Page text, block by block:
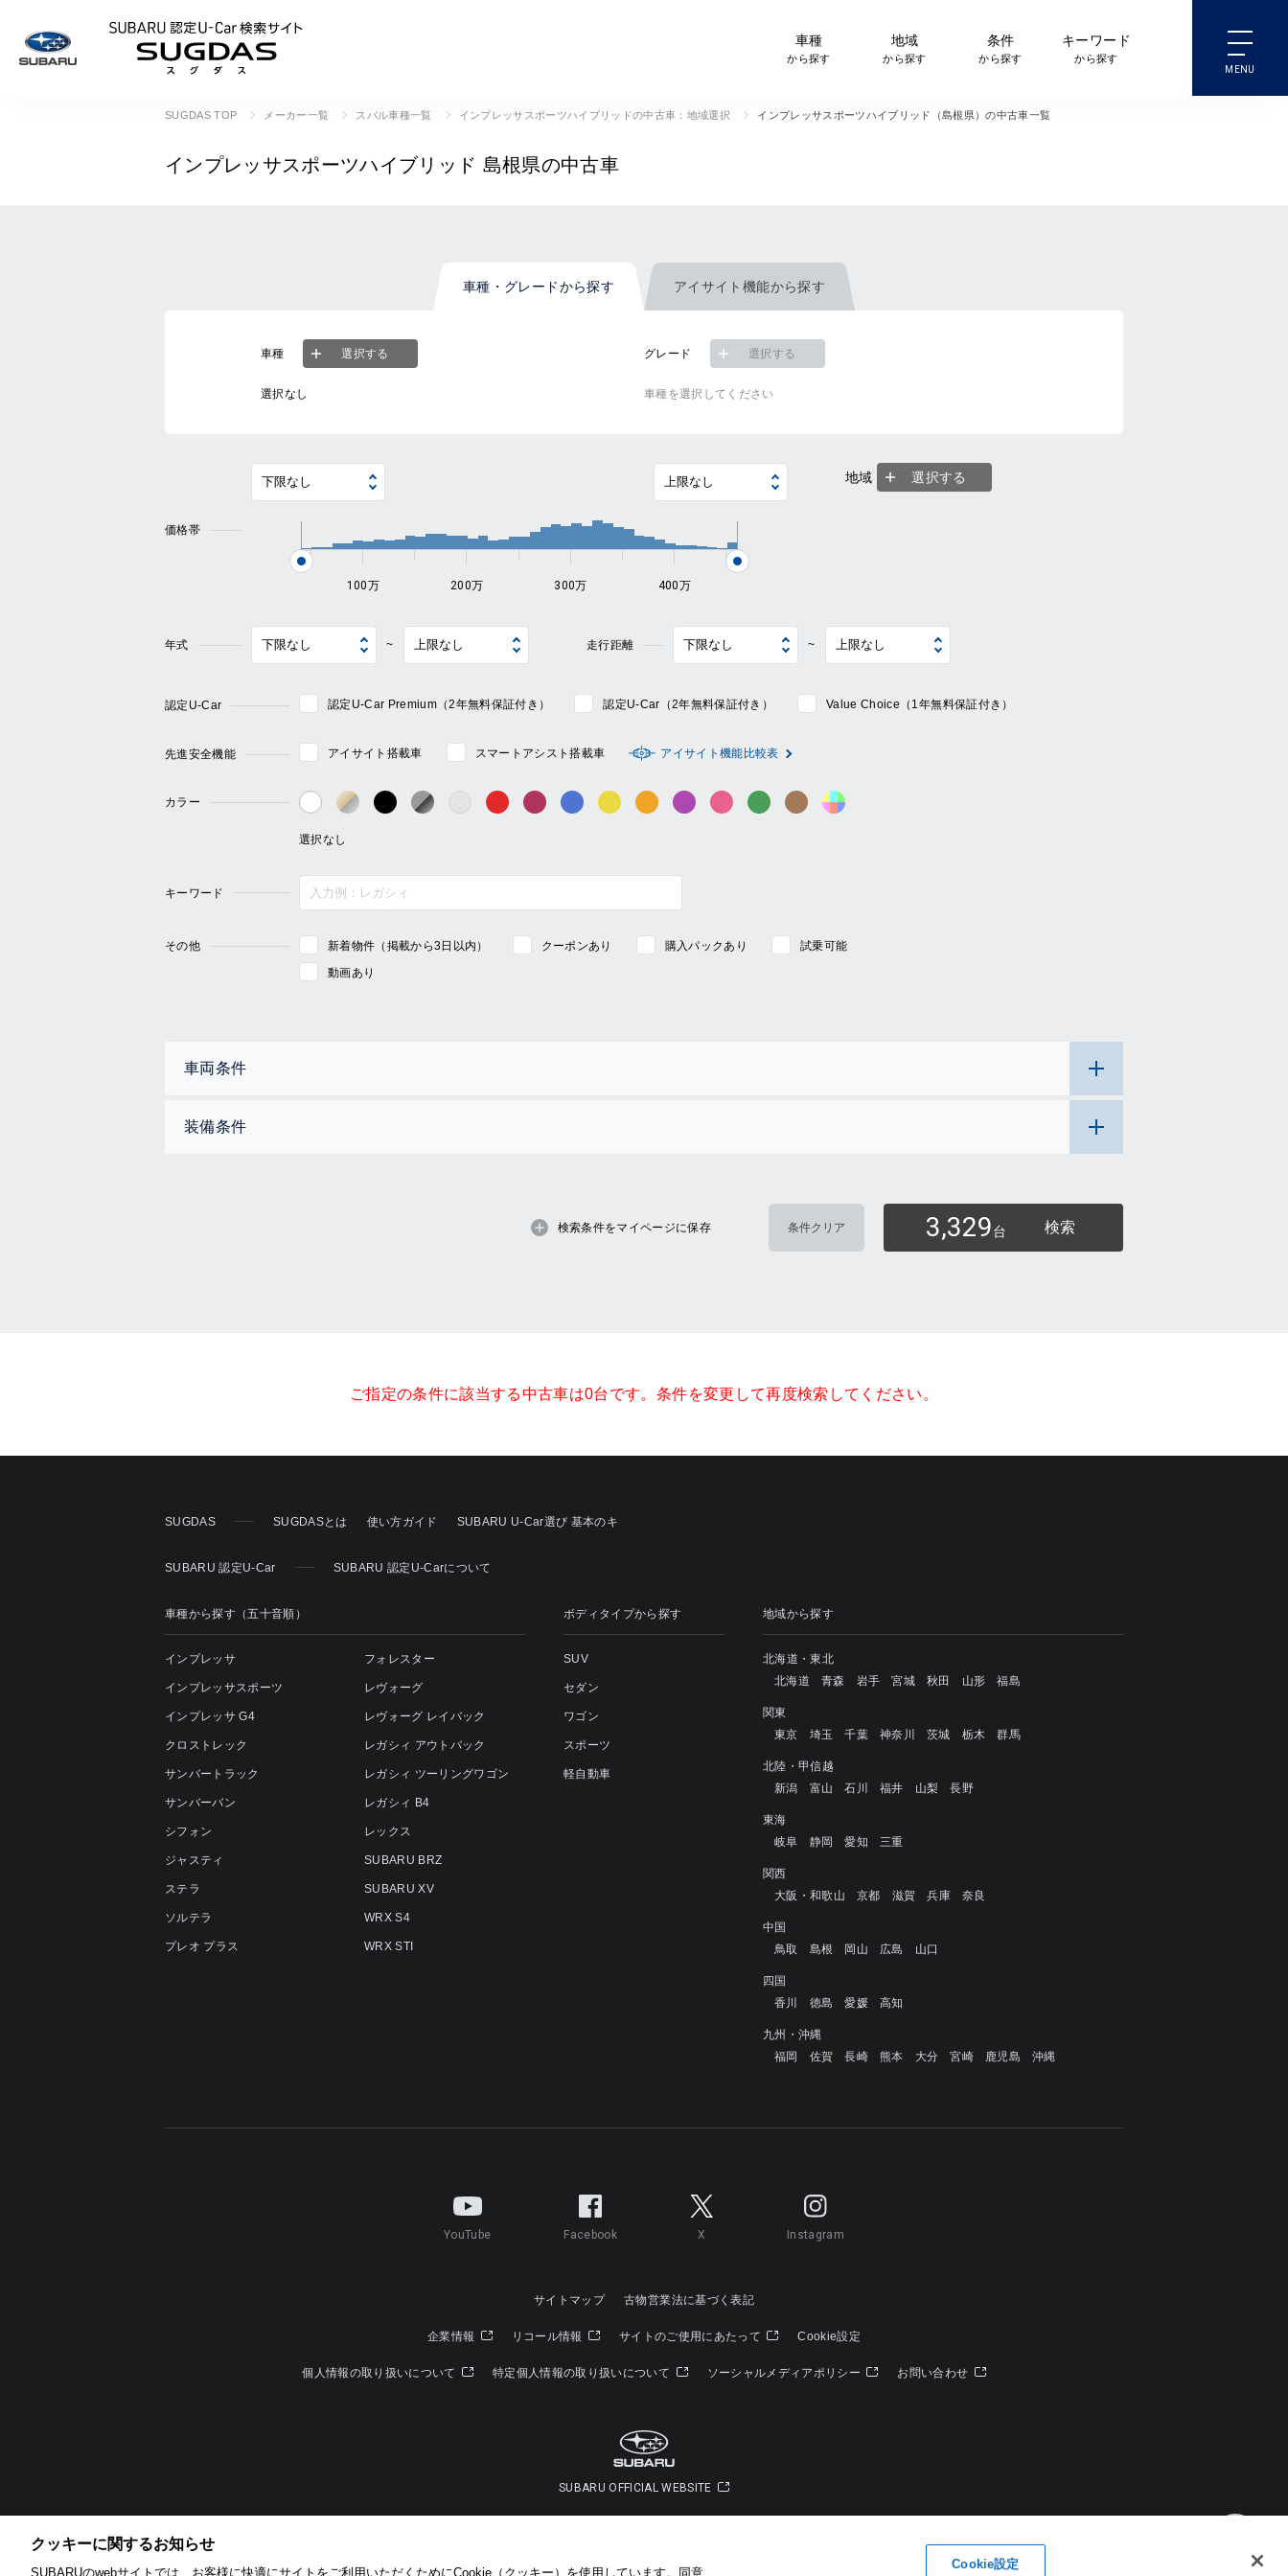
車種
から探す
地域
から探す
条件
から探す
キーワード
から探す
SUGDAS TOP メーカー一覧 スバル車種一覧 インプレッサスポーツハイブリッドの中古車：地域選択 インプレッサスポーツハイブリッド（島根県）の中古車一覧
インプレッサスポーツハイブリッド 島根県の中古車
車種・グレードから探す アイサイト機能から探す
車種 選択する グレード 選択する
価格帯
100万 200万 300万 400万
地域 選択する
年式 ~ 走行距離 ~
認定U-Car 認定U-Car Premium（2年無料保証付き） 認定U-Car（2年無料保証付き） Value Choice（1年無料保証付き）
先進安全機能 アイサイト搭載車 スマートアシスト搭載車 アイサイト機能比較表
カラー ホワイト系ゴールド・シルバー系
ブラック系ガンメタ系グレー系 レッド系 ワイン系 ブルー系 イエロー系オレンジ系パープル系ピンク系 グリーン系ブラウン系
キーワード
その他 新着物件（掲載から3日以内） クーポンあり 購入パックあり
試乗可能
動画あり
車両条件
装備条件
検索条件をマイページに保存 3,329台 検索
ご指定の条件に該当する中古車は0台です。条件を変更して再度検索してください。
SUGDAS SUGDASとは 使い方ガイド SUBARU U-Car選び 基本のキ
SUBARU 認定U-Car SUBARU 認定U-Carについて
車種から探す（五十音順）
インプレッサ
インプレッサスポーツ
インプレッサ G4
クロストレック
サンバートラック
サンバーバン
シフォン
ジャスティ
ステラ
ソルテラ
プレオ プラス
フォレスター
レヴォーグ
レヴォーグ レイバック
レガシィ アウトバック
レガシィ ツーリングワゴン
レガシィ B4
レックス
SUBARU BRZ
SUBARU XV
WRX S4
WRX STI
ボディタイプから探す
SUV
セダン
ワゴン
スポーツ
軽自動車
地域から探す
北海道・東北
北海道
青森 岩手 宮城 秋田 山形 福島
関東
東京
埼玉 千葉 神奈川 茨城 栃木 群馬
北陸・甲信越
新潟
富山 石川 福井 山梨 長野
東海
岐阜
静岡 愛知 三重
関西
大阪・和歌山
京都 滋賀 兵庫 奈良
中国
鳥取
島根 岡山 広島 山口
四国
香川
徳島 愛媛 高知
九州・沖縄
福岡
佐賀 長崎 熊本 大分 宮崎 鹿児島 沖縄
YouTube Facebook X Instagram
サイトマップ 古物営業法に基づく表記
企業情報 リコール情報 サイトのご使用にあたって Cookie設定
個人情報の取り扱いについて 特定個人情報の取り扱いについて ソーシャルメディアポリシー お問い合わせ
SUBARU OFFICIAL WEBSITE
クッキーに関するお知らせ​
SUBARUのwebサイトでは、お客様に快適にサイトをご利用いただくためにCookie（クッキー）を使用しています。​ 同意
Cookie設定